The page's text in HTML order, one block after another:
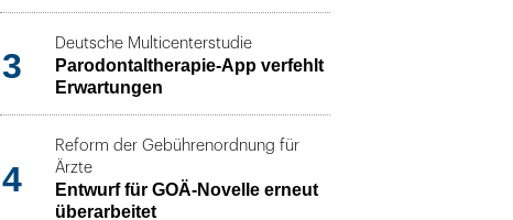
3
Deutsche Multicenterstudie
Parodontaltherapie-App verfehlt
Erwartungen
4
Reform der Gebührenordnung für
Ärzte
Entwurf für GOÄ-Novelle erneut
überarbeitet